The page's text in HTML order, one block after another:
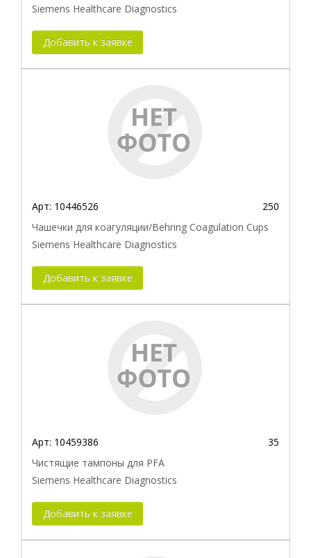
Siemens Healthcare Diagnostics
Добавить к заявке
Арт: 10446526
250
Чашечки для коагуляции/Behring Coagulation Cups
Siemens Healthcare Diagnostics
Добавить к заявке
Арт: 10459386
35
Чистящие тампоны для PFA
Siemens Healthcare Diagnostics
Добавить к заявке